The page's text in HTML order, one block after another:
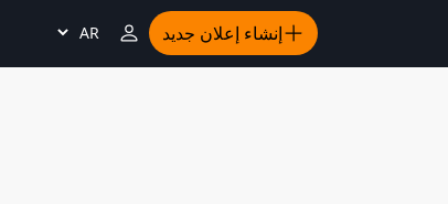
إنشاء إعلان جديدChoisir
la